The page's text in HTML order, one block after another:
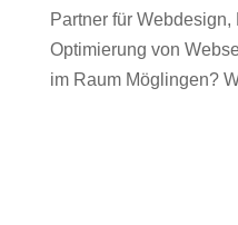
Partner für
Optimierung von
im Raum Möglingen?